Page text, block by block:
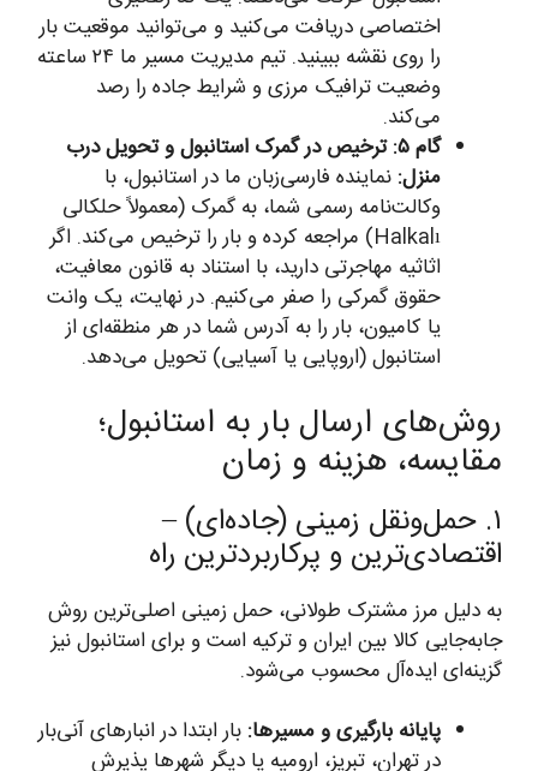
اختصاصی دریافت می‌کنید و می‌توانید موقعیت بار
را روی نقشه ببینید. تیم مدیریت مسیر ما ۲۴ ساعته
وضعیت ترافیک مرزی و شرایط جاده را رصد
می‌کند.
گام ۵: ترخیص در گمرک استانبول و تحویل درب
منزل: نماینده فارسی‌زبان ما در استانبول، با
وکالت‌نامه رسمی شما، به گمرک (معمولاً حلکالی
Halkalı) مراجعه کرده و بار را ترخیص می‌کند. اگر
اثاثیه مهاجرتی دارید، با استناد به قانون معافیت،
حقوق گمرکی را صفر می‌کنیم. در نهایت، یک وانت
یا کامیون، بار را به آدرس شما در هر منطقه‌ای از
استانبول (اروپایی یا آسیایی) تحویل می‌دهد.
روش‌های ارسال بار به استانبول؛
مقایسه، هزینه و زمان
۱. حمل‌ونقل زمینی (جاده‌ای) –
اقتصادی‌ترین و پرکاربردترین راه
به دلیل مرز مشترک طولانی، حمل زمینی اصلی‌ترین روش
جابه‌جایی کالا بین ایران و ترکیه است و برای استانبول نیز
گزینه‌ای ایده‌آل محسوب می‌شود.
پایانه بارگیری و مسیرها: بار ابتدا در انبارهای آنی‌بار
در تهران، تبریز، ارومیه یا دیگر شهرها پذیرش